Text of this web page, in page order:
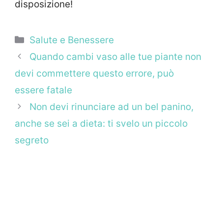
disposizione!
Categorie
Salute e Benessere
Quando cambi vaso alle tue piante non
devi commettere questo errore, può
essere fatale
Non devi rinunciare ad un bel panino,
anche se sei a dieta: ti svelo un piccolo
segreto